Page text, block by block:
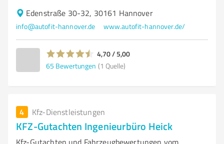
Edenstraße 30-32, 30161 Hannover
info@autofit-hannover.de www.autofit-hannover.de/
4,70 / 5,00
65 Bewertungen (1 Quelle)
4 Kfz-Dienstleistungen
KFZ-Gutachten Ingenieurbüro Heick